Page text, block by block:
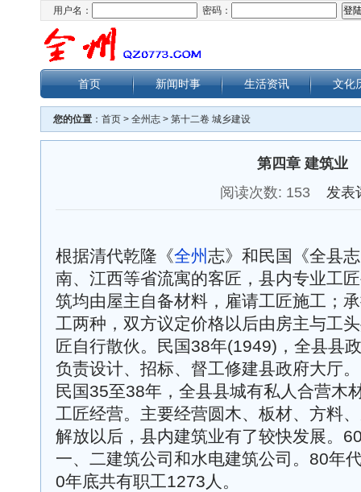
用户名： 密码：
首页 新闻时事 生活资讯 文化
您的位置 ： 首页 > 全州志 > 第十二卷 城乡建设
第四章 建筑业
阅读次数: 153 发表
根据清代乾隆《全州志》和民国《全县
南、江西等省流寓的客匠，县内专业工
筑均由屋主自备材料，雇请工匠施工；
工两种，双方议定价格以后由房主与工
匠自行散伙。民国38年(1949)，全县县
负责设计、招标、督工修建县政府大厅。
民国35至38年，全县县城有私人合营木
工匠经营。主要经营圆木、板材、方料
解放以后，县内建筑业有了较快发展。
一、二建筑公司和水电建筑公司。80年
0年底共有职工1273人。